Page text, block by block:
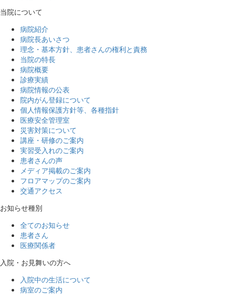
当院について
病院紹介
病院長あいさつ
理念・基本方針、患者さんの権利と責務
当院の特長
病院概要
診療実績
病院情報の公表
院内がん登録について
個人情報保護方針等、各種指針
医療安全管理室
災害対策について
講座・研修のご案内
実習受入れのご案内
患者さんの声
メディア掲載のご案内
フロアマップのご案内
交通アクセス
お知らせ種別
全てのお知らせ
患者さん
医療関係者
入院・お見舞いの方へ
入院中の生活について
病室のご案内